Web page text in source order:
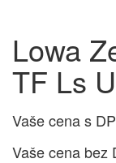
Lowa
TF Ls
Vaše cena s
Vaše cena bez